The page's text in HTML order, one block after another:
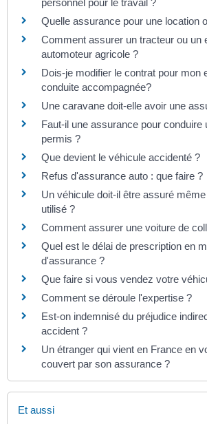
Quelle assurance pour une location
Comment assurer un tracteur ou un
automoteur agricole ?
Dois-je modifier le contrat pour mon
conduite accompagnée?
Une caravane doit-elle avoir une
Faut-il une assurance pour conduire
permis ?
Que devient le véhicule accidenté ?
Refus d'assurance auto : que faire ?
Un véhicule doit-il être assuré
utilisé ?
Comment assurer une voiture de
Quel est le délai de prescription en
d'assurance ?
Que faire si vous vendez votre
Comment se déroule l'expertise ?
Est-on indemnisé du préjudice
accident ?
Un étranger qui vient en France en
couvert par son assurance ?
Et aussi